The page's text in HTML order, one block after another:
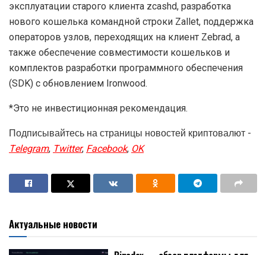
эксплуатации старого клиента zcashd, разработка
нового кошелька командной строки Zallet, поддержка
операторов узлов, переходящих на клиент Zebrad, а
также обеспечение совместимости кошельков и
комплектов разработки программного обеспечения
(SDK) с обновлением Ironwood.
*Это не инвестиционная рекомендация.
Подписывайтесь на страницы новостей криптовалют -
Telegram,Twitter,Facebook,OK
Актуальные новости